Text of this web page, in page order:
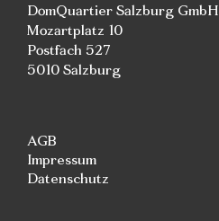
DomQuartier Salzburg GmbH
Mozartplatz 10
Postfach 527
5010 Salzburg
AGB
Impressum
Datenschutz